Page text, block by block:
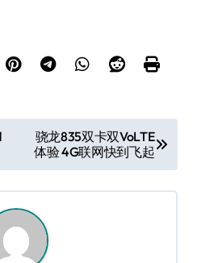
骁龙835双卡双VoLTE
体验 4G联网快到飞起